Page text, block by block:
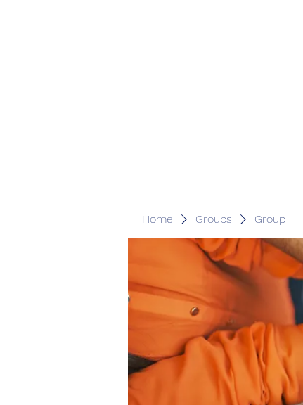
Home Groups Group